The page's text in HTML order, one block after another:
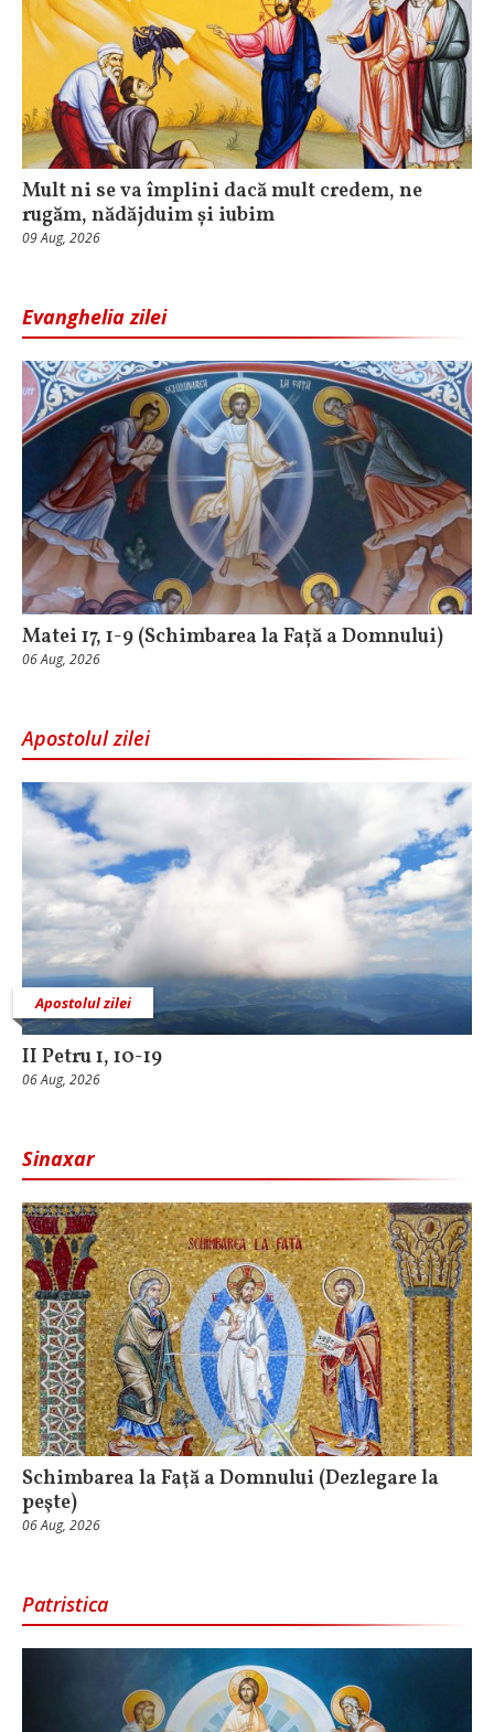
Mult ni se va împlini dacă mult credem, ne
rugăm, nădăjduim și iubim
09 Aug, 2026
Evanghelia zilei
Matei 17, 1-9 (Schimbarea la Față a Domnului)
06 Aug, 2026
Apostolul zilei
Apostolul zilei
II Petru 1, 10-19
06 Aug, 2026
Sinaxar
Schimbarea la Faţă a Domnului (Dezlegare la
peşte)
06 Aug, 2026
Patristica